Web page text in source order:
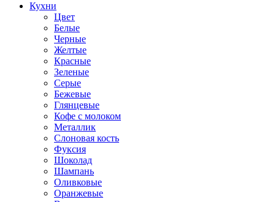
Кухни
Цвет
Белые
Черные
Желтые
Красные
Зеленые
Серые
Бежевые
Глянцевые
Кофе с молоком
Металлик
Слоновая кость
Фуксия
Шоколад
Шампань
Оливковые
Оранжевые